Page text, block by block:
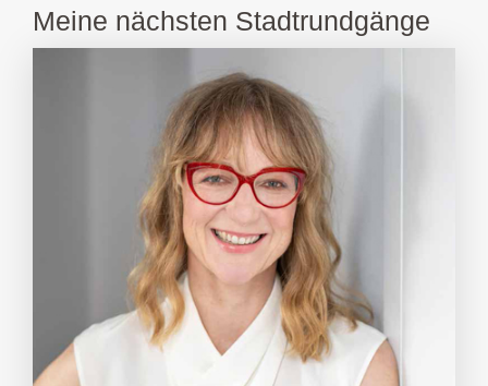
Meine nächsten Stadtrundgänge